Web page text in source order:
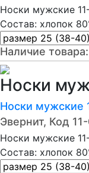
Носки мужские
Состав: хлопок
Наличие товара:
Носки
Носки мужские
Эвернит, Код
Носки мужские
Состав: хлопок